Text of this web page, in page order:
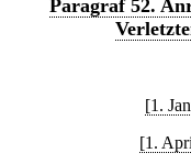
Paragraf 52.
[1.
[1.